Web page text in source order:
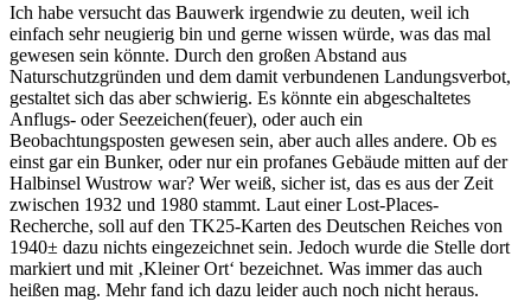
Ich habe versucht das Bauwerk irgendwie zu deuten, weil ich
einfach sehr neugierig bin und gerne wissen würde, was das mal
gewesen sein könnte. Durch den großen Abstand aus
Naturschutzgründen und dem damit verbundenen Landungsverbot,
gestaltet sich das aber schwierig. Es könnte ein abgeschaltetes
Anflugs- oder Seezeichen(feuer), oder auch ein
Beobachtungsposten gewesen sein, aber auch alles andere. Ob es
einst gar ein Bunker, oder nur ein profanes Gebäude mitten auf der
Halbinsel Wustrow war? Wer weiß, sicher ist, das es aus der Zeit
zwischen 1932 und 1980 stammt. Laut einer Lost-Places-
Recherche, soll auf den TK25-Karten des Deutschen Reiches von
1940± dazu nichts eingezeichnet sein. Jedoch wurde die Stelle dort
markiert und mit ‚Kleiner Ort‘ bezeichnet. Was immer das auch
heißen mag. Mehr fand ich dazu leider auch noch nicht heraus.